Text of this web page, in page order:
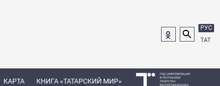
РУС
ТАТ
КАРТА КНИГА «ТАТАРСКИЙ МИР»